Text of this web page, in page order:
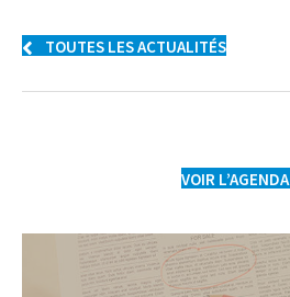
TOUTES LES ACTUALITÉS
VOIR L’AGENDA